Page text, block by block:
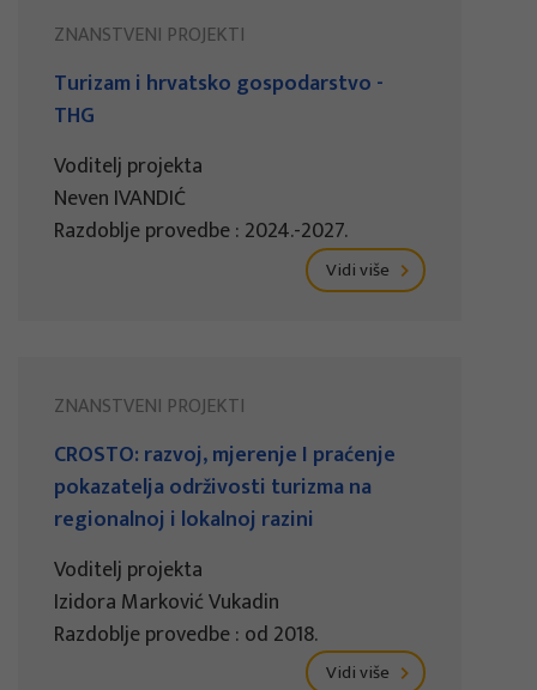
ZNANSTVENI PROJEKTI
Turizam i hrvatsko gospodarstvo -
THG
Voditelj projekta
Neven IVANDIĆ
Razdoblje provedbe : 2024.-2027.
Vidi više
ZNANSTVENI PROJEKTI
CROSTO: razvoj, mjerenje I praćenje
pokazatelja održivosti turizma na
regionalnoj i lokalnoj razini
Voditelj projekta
Izidora Marković Vukadin
Razdoblje provedbe : od 2018.
Vidi više